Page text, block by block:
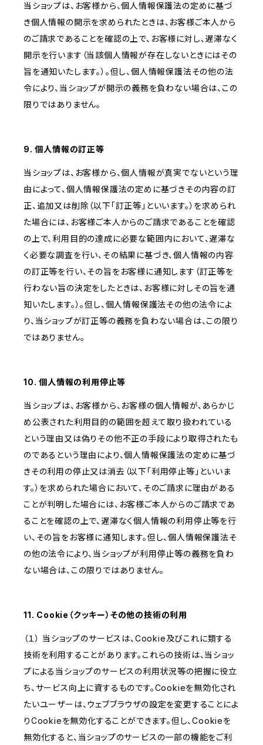
当ショップは、お客様から、個人情報保護法の定めに基づ
き個人情報の開示を求められたときは、お客様ご本人から
のご請求であることを確認の上で、お客様に対し、遅滞なく
開示を行います（当該個人情報が存在しないときにはその
旨を通知いたします。）。但し、個人情報保護法その他の法
令により、当ショップが開示の義務を負わない場合は、この
限りではありません。
9. 個人情報の訂正等
当ショップは、お客様から、個人情報が真実でないという理
由によって、個人情報保護法の定めに基づきその内容の訂
正、追加又は削除（以下「訂正等」といいます。）を求められ
た場合には、お客様ご本人からのご請求であることを確認
の上で、利用目的の達成に必要な範囲内において、遅滞な
く必要な調査を行い、その結果に基づき、個人情報の内容
の訂正等を行い、その旨をお客様に通知します（訂正等を
行わない旨の決定をしたときは、お客様に対しその旨を通
知いたします。）。但し、個人情報保護法その他の法令によ
り、当ショップが訂正等の義務を負わない場合は、この限り
ではありません。
10. 個人情報の利用停止等
当ショップは、お客様から、お客様の個人情報が、あらかじ
め公表された利用目的の範囲を超えて取り扱われている
という理由又は偽りその他不正の手段により取得されたも
のであるという理由により、個人情報保護法の定めに基づ
きその利用の停止又は消去（以下「利用停止等」といいま
す。）を求められた場合において、そのご請求に理由がある
ことが判明した場合には、お客様ご本人からのご請求であ
ることを確認の上で、遅滞なく個人情報の利用停止等を行
い、その旨をお客様に通知します。但し、個人情報保護法そ
の他の法令により、当ショップが利用停止等の義務を負わ
ない場合は、この限りではありません。
11. Cookie（クッキー）その他の技術の利用
（１） 当ショップのサービスは、Cookie及びこれに類する
技術を利用することがあります。これらの技術は、当ショッ
プによる当ショップのサービスの利用状況等の把握に役立
ち、サービス向上に資するものです。Cookieを無効化され
たいユーザーは、ウェブブラウザの設定を変更することによ
りCookieを無効化することができます。但し、Cookieを
無効化すると、当ショップのサービスの一部の機能をご利